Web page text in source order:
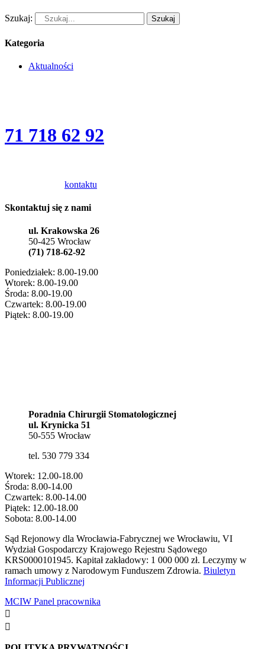
Szukaj:
Kategoria
Aktualności
71 718 62 92
kontaktu
Skontaktuj się z nami
ul. Krakowska 26
50-425 Wrocław
(71) 718-62-92
Poniedziałek: 8.00-19.00
Wtorek: 8.00-19.00
Środa: 8.00-19.00
Czwartek: 8.00-19.00
Piątek: 8.00-19.00
Poradnia Chirurgii Stomatologicznej
ul. Krynicka 51
50-555 Wrocław
tel. 530 779 334
Wtorek: 12.00-18.00
Środa: 8.00-14.00
Czwartek: 8.00-14.00
Piątek: 12.00-18.00
Sobota: 8.00-14.00
Sąd Rejonowy dla Wrocławia-Fabrycznej we Wrocławiu, VI
Wydział Gospodarczy Krajowego Rejestru Sądowego
KRS0000101945. Kapitał zakładowy: 1 000 000 zł. Leczymy w
ramach umowy z Narodowym Funduszem Zdrowia. Biuletyn
Informacji Publicznej
MCIW Panel pracownika

